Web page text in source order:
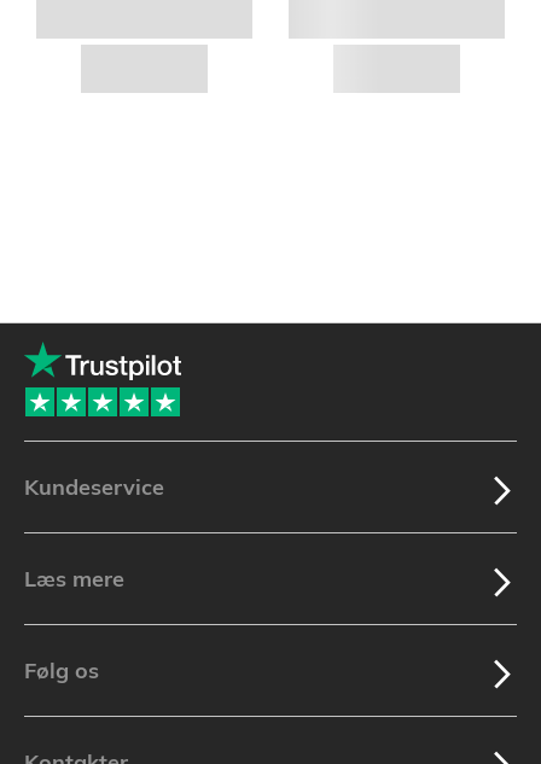
Kundeservice
Læs mere
Følg os